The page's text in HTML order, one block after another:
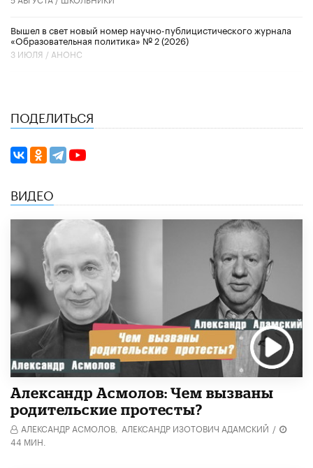
Вышел в свет новый номер научно-публицистического журнала
«Образовательная политика» № 2 (2026)
3 ИЮЛЯ / АНОНС
ПОДЕЛИТЬСЯ
ВИДЕО
Александр Асмолов: Чем вызваны
родительские протесты?
АЛЕКСАНДР АСМОЛОВ, АЛЕКСАНДР ИЗОТОВИЧ АДАМСКИЙ /
44 МИН.